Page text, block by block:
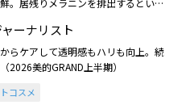
。居残りメラニンを排出するという
ーナリスト
らケアして透明感もハリも向上。続
2026美的GRAND上半期）
コスメ